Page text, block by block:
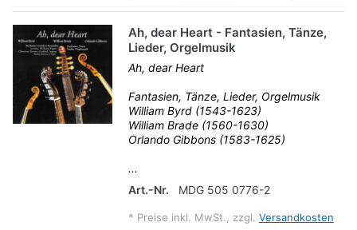
Ah, dear Heart - Fantasien, Tänze,
Lieder, Orgelmusik
Ah, dear Heart
Fantasien, Tänze, Lieder, Orgelmusik
William Byrd (1543-1623)
William Brade (1560-1630)
Orlando Gibbons (1583-1625)
...
Art.-Nr.
MDG 505 0776-2
* Preise inkl. MwSt., zzgl. Versandkosten